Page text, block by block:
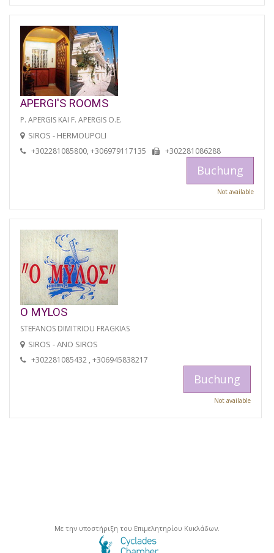
APERGI'S ROOMS
P. APERGIS KAI F. APERGIS O.E.
SIROS - HERMOUPOLI
+302281085800, +306979117135 +302281086288
Buchung
Not available
O MYLOS
STEFANOS DIMITRIOU FRAGKIAS
SIROS - ANO SIROS
+302281085432 , +306945838217
Buchung
Not available
Με την υποστήριξη του Επιμελητηρίου Κυκλάδων.